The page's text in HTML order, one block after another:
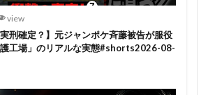
view
実刑確定？】元ジャンポケ斉藤被告が服役
工場」のリアルな実態#shorts2026-08-